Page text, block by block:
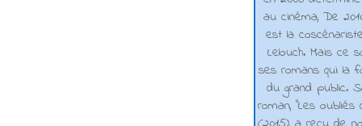
au cinéma, De
est la
Lelouch. Mais ce
ses romans qui la
du grand public.
roman, "Les oubliés